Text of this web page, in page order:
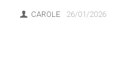
CAROLE 26/01/2026